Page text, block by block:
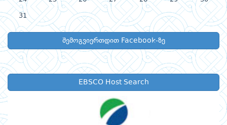
31
შემოგვიერთდით Facebook-ზე
EBSCO Host Search